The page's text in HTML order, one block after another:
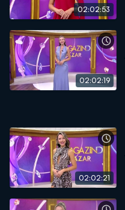
02:02:53
02:02:19
02:02:21